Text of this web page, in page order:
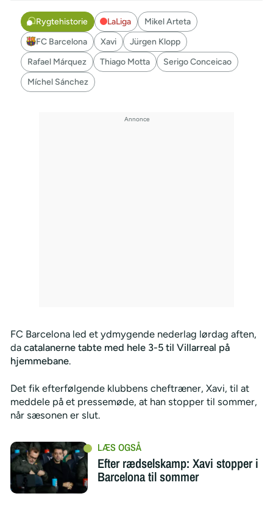
Rygtehistorie LaLiga
Mikel Arteta
FC Barcelona
Xavi
Jürgen Klopp
Rafael Márquez
Thiago Motta
Serigo Conceicao
Míchel Sánchez
FC Barcelona led et ydmygende nederlag lørdag aften,
da catalanerne tabte med hele 3-5 til Villarreal på
hjemmebane.
Det fik efterfølgende klubbens cheftræner, Xavi, til at
meddele på et pressemøde, at han stopper til sommer,
når sæsonen er slut.
Efter rædselskamp: Xavi stopper i
Barcelona til sommer